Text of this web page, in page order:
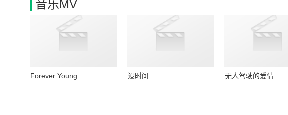
音乐MV
Forever Young 没时间 无人驾驶的爱情